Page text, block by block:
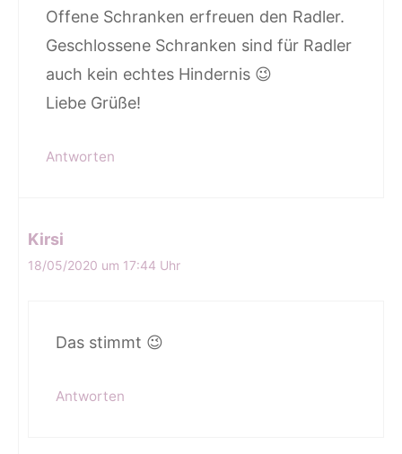
Offene Schranken erfreuen den Radler.
Geschlossene Schranken sind für Radler
auch kein echtes Hindernis 😉
Liebe Grüße!
Antworten
Kirsi
18/05/2020 um 17:44 Uhr
Das stimmt 😉
Antworten